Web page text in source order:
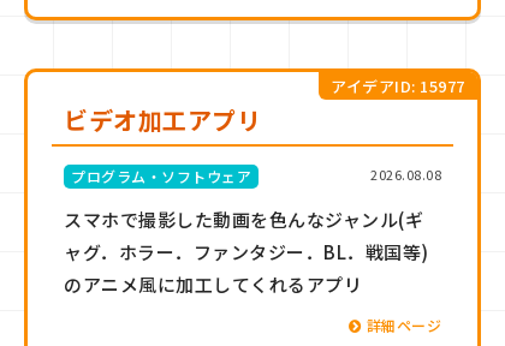
ビデオ加工アプリ
アイデアID: 15977
プログラム・ソフトウェア 2026.08.08
スマホで撮影した動画を色んなジャンル(ギ
ャグ．ホラー．ファンタジー．BL．戦国等)
のアニメ風に加工してくれるアプリ
詳細ページ